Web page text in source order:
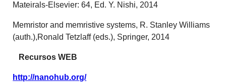
Mateirals-Elsevier: 64, Ed. Y. Nishi, 2014
Memristor and memristive systems, R. Stanley Williams
(auth.),Ronald Tetzlaff (eds.), Springer, 2014
Recursos WEB
http://nanohub.org/